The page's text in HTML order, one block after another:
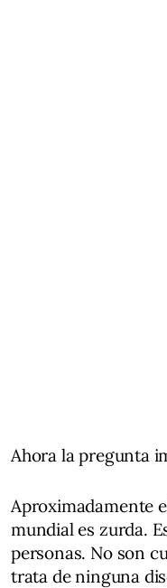
Ahora la pregunta
Aproximadamente
mundial es zurda.
personas. No son
trata de ninguna